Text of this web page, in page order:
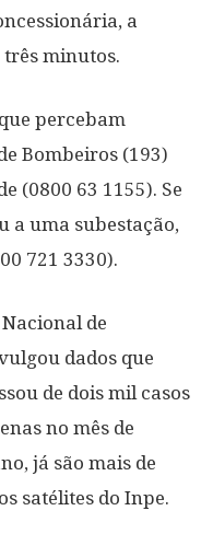
a
minutos.
percebam
Bombeiros (193)
(0800 63 1155). Se
a uma subestação,
721 3330).
de
dados que
de dois mil casos
no mês de
já são mais de
satélites do Inpe.